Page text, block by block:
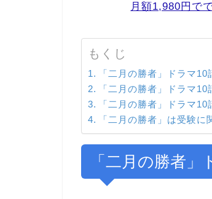
月額1,980円で
もくじ
「二月の勝者」ドラマ10
「二月の勝者」ドラマ10
「二月の勝者」ドラマ10
「二月の勝者」は受験に
「二月の勝者